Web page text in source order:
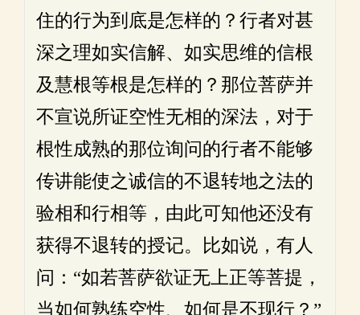
住的行为到底是怎样的？行者对甚
深之理如实信解、如实思维的信根
及慧根等根是怎样的？那位菩萨并
不宣说所证空性无相的深法，对于
根性成熟的那位询问的行者不能够
传讲能使之诚信的不退转地之法的
验相和行相等，由此可知他还没有
获得不退转的授记。比如说，有人
问：“如若菩萨欲证无上正等菩提，
当如何熟练空性、如何是不现行？”